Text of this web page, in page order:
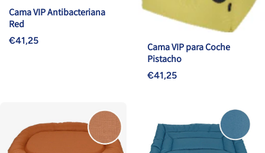
Cama VIP Antibacteriana
Red
€41,25
Cama VIP para Coche
Pistacho
€41,25